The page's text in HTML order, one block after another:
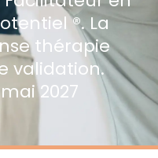
®.La
thérapie
validation.
2027